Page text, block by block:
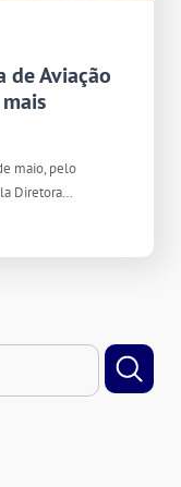
de Aviação
maio, pelo
Diretora…